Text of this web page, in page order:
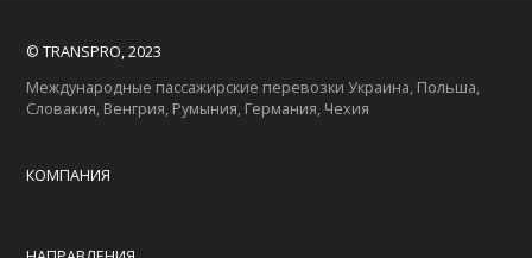
© TRANSPRO, 2023
Международные пассажирские перевозки Украина, Польша,
Словакия, Венгрия, Румыния, Германия, Чехия
КОМПАНИЯ